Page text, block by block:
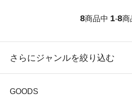
8商品中 1-8商
さらにジャンルを絞り込む
GOODS